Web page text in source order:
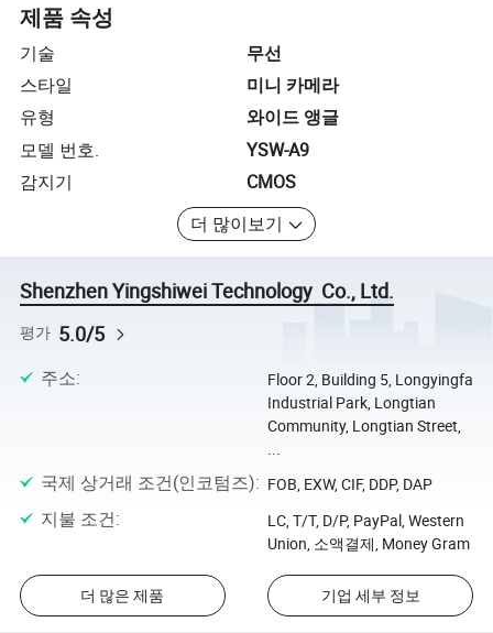
제품 속성
기술
무선
스타일
미니 카메라
유형
와이드 앵글
모델 번호.
YSW-A9
감지기
CMOS
더 많이보기
Shenzhen Yingshiwei Technology Co., Ltd.
평가 5.0/5
주소:
Floor 2, Building 5, Longyingfa
Industrial Park, Longtian
Community, Longtian Street,
...
국제 상거래 조건(인코텀즈): FOB, EXW, CIF, DDP, DAP
지불 조건:
LC, T/T, D/P, PayPal, Western
Union, 소액결제, Money Gram
더 많은 제품 기업 세부 정보